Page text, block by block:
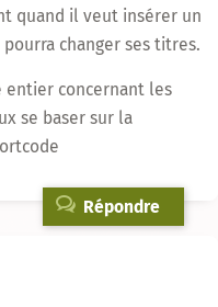
quand il veut insérer un
changer ses titres.
entier concernant les
se baser sur la
Répondre